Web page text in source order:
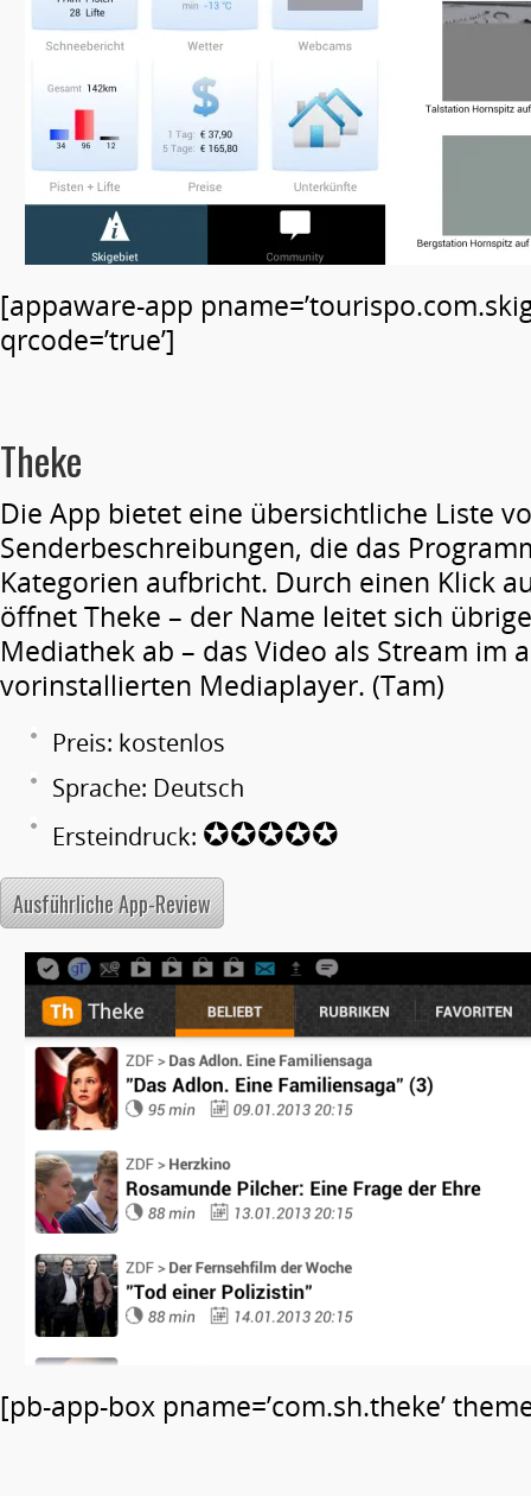
[appaware-app
qrcode=’true’]
Theke
Die App bietet eine übersichtliche Liste
Senderbeschreibungen, die das
Kategorien aufbricht. Durch einen Klick
öffnet Theke – der Name leitet sich
Mediathek ab – das Video als Stream im
vorinstallierten Mediaplayer. (Tam)
Preis: kostenlos
Sprache: Deutsch
Ersteindruck: ✪✪✪✪✪
Ausführliche App-Review
[pb-app-box pname=’com.sh.theke’